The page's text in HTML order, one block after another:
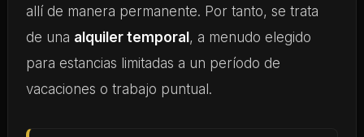
allí de manera permanente. Por tanto, se trata
de una alquiler temporal , a menudo elegido
para estancias limitadas a un período de
vacaciones o trabajo puntual.